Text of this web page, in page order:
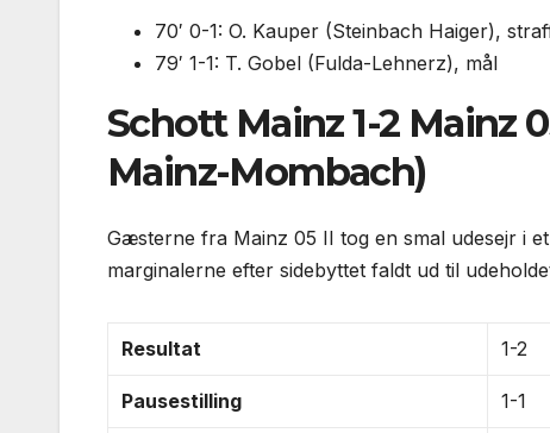
70′ 0-1: O. Kauper (Steinbach Haiger),
79′ 1-1: T. Gobel (Fulda-Lehnerz), mål
Schott Mainz 1-2 Mainz
Mainz-Mombach)
Gæsterne fra Mainz 05 II tog en smal udesejr i
marginalerne efter sidebyttet faldt ud til
Resultat 1-2
Pausestilling 1-1